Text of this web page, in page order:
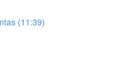
(11:39)